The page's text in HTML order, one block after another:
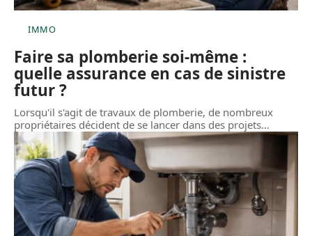
IMMO
Faire sa plomberie soi-même :
quelle assurance en cas de sinistre
futur ?
Lorsqu'il s'agit de travaux de plomberie, de nombreux
propriétaires décident de se lancer dans des projets…